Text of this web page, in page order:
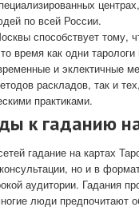
по всей России.
способствует тому,
время как одни
и эклектичные
раскладов, так и
практиками.
к гаданию
гадание на картах
но и в
аудитории. Гадания
люди предпочитают